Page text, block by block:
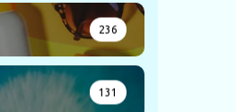
236
131